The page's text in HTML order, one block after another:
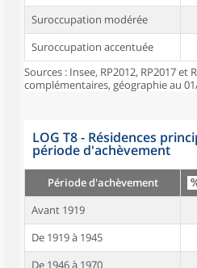
Suroccupation modérée
Suroccupation accentuée
Sources : Insee, RP2012, RP2017 et
complémentaires, géographie au
LOG T8 - Résidences
période d'achèvement
Période d'achèvement
Avant 1919
De 1919 à 1945
De 1946 à 1970